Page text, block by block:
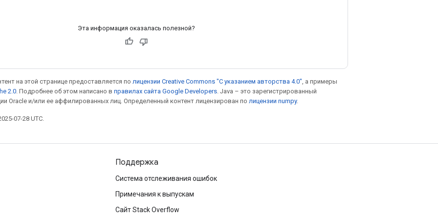
Эта информация оказалась полезной?
на этой странице предоставляется по лицензии Creative Commons "С указанием авторства 4.0" , а примеры
2.0 . Подробнее об этом написано в правилах сайта Google Developers . Java – это зарегистрированный
Oracle и/или ее аффилированных лиц. Определенный контент лицензирован по лицензии numpy.
07-28 UTC.
Поддержка
Система отслеживания ошибок
Примечания к выпускам
Сайт Stack Overflow